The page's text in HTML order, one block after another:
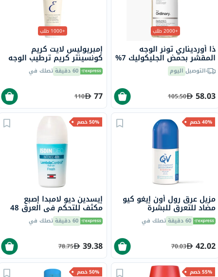
+2000 طلب
ذا أورديناري تونر الوجه
المقشر بحمض الجليكوليك 7%
لتوحيد لون البشرة 240 مل
التوصيل اليوم
58.03
105.50
+1000 طلب
إمبريوليس لايت كريم
كونسينتر كريم ترطيب الوجه
متعدد الاستخدامات 75 مل
60 دقيقة تصلك في
77
110
40% خصم
مزيل عرق رول أون إيغو كيو
مضاد للتعرق للبشرة
الحساسة، 80 جرام
60 دقيقة تصلك في
42.02
70.03
50% خصم
إيسدين ديو لامبدا إصبع
مكثف للتحكم في العرق 48
ساعة بكرة دوارة 50 مل
60 دقيقة تصلك في
39.38
78.75
55% خصم 50% خصم